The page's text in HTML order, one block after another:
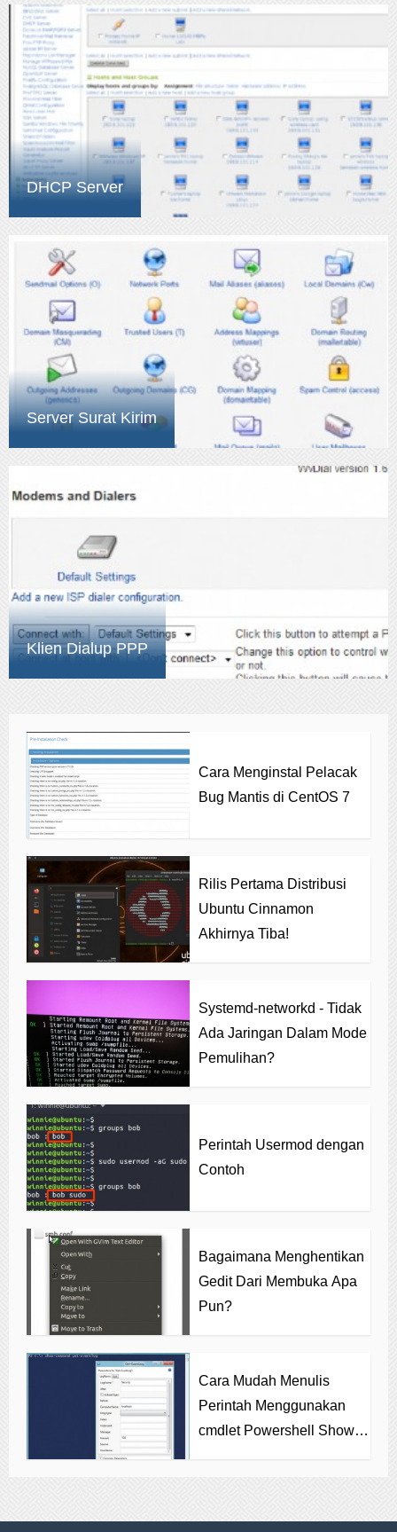
DHCP Server
Server Surat Kirim
Klien Dialup PPP
Cara Menginstal Pelacak
Bug Mantis di CentOS 7
Rilis Pertama Distribusi
Ubuntu Cinnamon
Akhirnya Tiba!
Systemd-networkd - Tidak
Ada Jaringan Dalam Mode
Pemulihan?
Perintah Usermod dengan
Contoh
Bagaimana Menghentikan
Gedit Dari Membuka Apa
Pun?
Cara Mudah Menulis
Perintah Menggunakan
cmdlet Powershell Show-